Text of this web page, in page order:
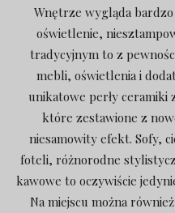
Wnętrze wygląda
oświetlenie,
tradycyjnym to z
mebli, oświetlenia i
unikatowe perły
które zestawione z
niesamowity efekt. Sofy,
foteli, różnorodne
kawowe to oczywiście
Na miejscu można